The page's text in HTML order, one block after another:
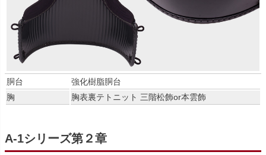
胴台
強化樹脂胴台
胸
胸表裏テトニット 三階松飾or本雲飾
A-1シリーズ第２章